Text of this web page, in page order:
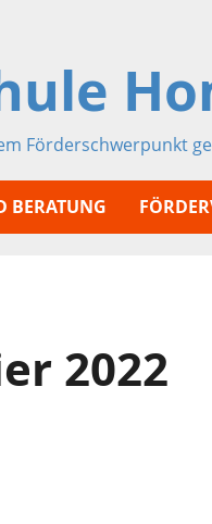
Förderschwerpunkt
BERATUNG
2022